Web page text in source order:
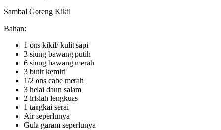
Sambal Goreng Kikil
Bahan:
1 ons kikil/ kulit sapi
3 siung bawang putih
6 siung bawang merah
3 butir kemiri
1/2 ons cabe merah
3 helai daun salam
2 irislah lengkuas
1 tangkai serai
Air seperlunya
Gula garam seperlunya